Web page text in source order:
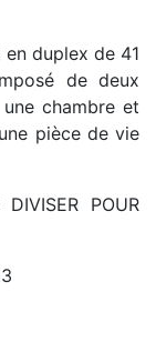
duplex de 41
de deux
chambre et
pièce de vie
POUR